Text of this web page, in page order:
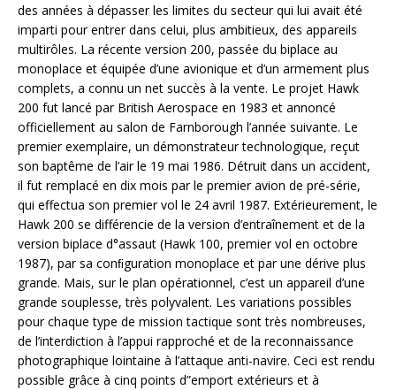
des années à dépasser les limites du secteur qui lui avait été
imparti pour entrer dans celui, plus ambitieux, des appareils
multirôles. La récente version 200, passée du biplace au
monoplace et équipée d’une avionique et d’un armement plus
complets, a connu un net succès à la vente. Le projet Hawk
200 fut lancé par British Aerospace en 1983 et annoncé
officiellement au salon de Farnborough l’année suivante. Le
premier exemplaire, un démonstrateur technologique, reçut
son baptême de l’air le 19 mai 1986. Détruit dans un accident,
il fut remplacé en dix mois par le premier avion de pré-série,
qui effectua son premier vol le 24 avril 1987. Extérieurement, le
Hawk 200 se différencie de la version d’entraînement et de la
version biplace d°assaut (Hawk 100, premier vol en octobre
1987), par sa conﬁguration monoplace et par une dérive plus
grande. Mais, sur le plan opérationnel, c’est un appareil d’une
grande souplesse, très polyvalent. Les variations possibles
pour chaque type de mission tactique sont très nombreuses,
de l’interdiction à l’appui rapproché et de la reconnaissance
photographique lointaine à l’attaque anti-navire. Ceci est rendu
possible grâce à cinq points d”emport extérieurs et à